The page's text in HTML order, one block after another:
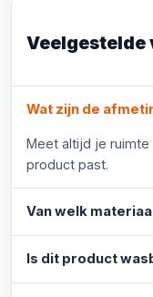
Veelgestelde
Wat zijn de
Meet altijd je
product past.
Van welk
Is dit product